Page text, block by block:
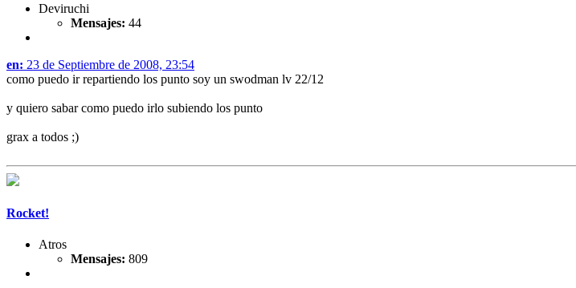
Deviruchi
Mensajes: 44
en: 23 de Septiembre de 2008, 23:54
como puedo ir repartiendo los punto soy un swodman lv 22/12
y quiero sabar como puedo irlo subiendo los punto
grax a todos ;)
Rocket!
Atros
Mensajes: 809